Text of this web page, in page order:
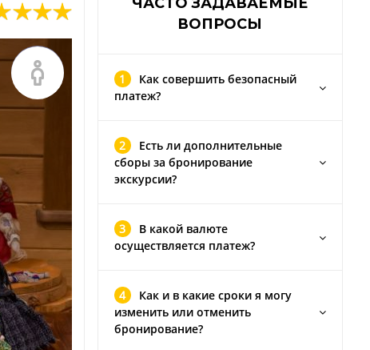
Italiano
Español
ВОПРОСЫ
1
Как совершить безопасный
платеж?
2
Есть ли дополнительные
сборы за бронирование
экскурсии?
3
В какой валюте
осуществляется платеж?
4
Как и в какие сроки я могу
изменить или отменить
бронирование?